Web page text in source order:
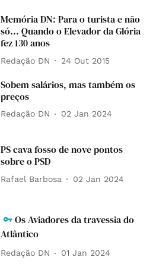
Memória DN: Para o turista e não
só... Quando o Elevador da Glória
fez 130 anos
Redação DN 24 Out 2015
Sobem salários, mas também os
preços
Redação DN 02 Jan 2024
PS cava fosso de nove pontos
sobre o PSD
Rafael Barbosa 02 Jan 2024
Os Aviadores da travessia do
Atlântico
Redação DN 01 Jan 2024